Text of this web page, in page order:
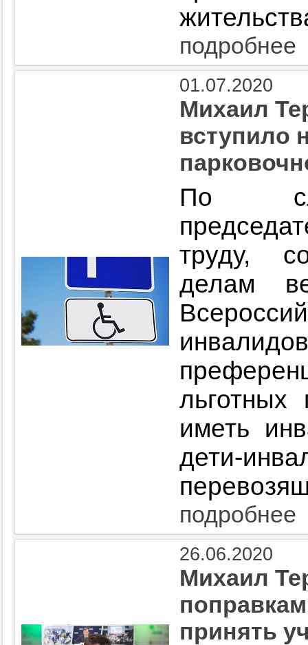
подробнее
01.07.2020
Михаил
вступило
По
труду,
делам
льготных
иметь
дети-
подробнее
26.06.2020
Михаил
принять